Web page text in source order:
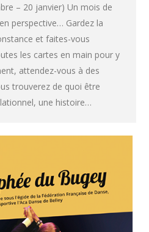
– 20 janvier) Un mois de
perspective… Gardez la
et faites-vous
les cartes en main pour y
attendez-vous à des
trouverez de quoi être
une histoire…